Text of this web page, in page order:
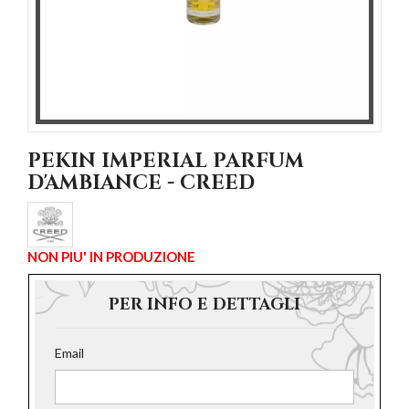
PEKIN IMPERIAL PARFUM
D'AMBIANCE - CREED
NON PIU' IN PRODUZIONE
PER INFO E DETTAGLI
Email